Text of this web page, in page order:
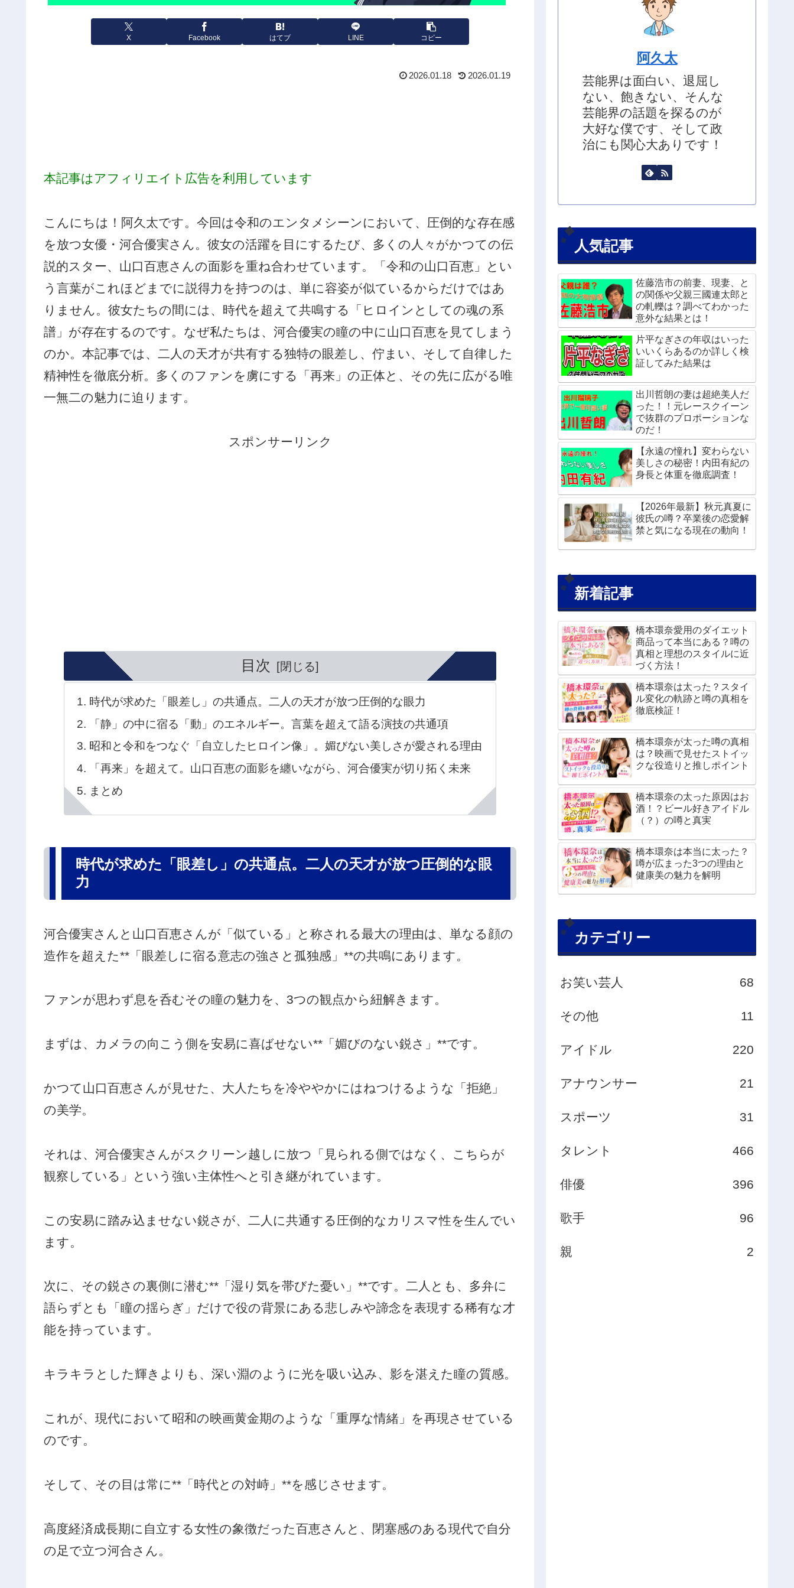
X Facebook はてブ LINE コピー
2026.01.18 2026.01.19
本記事はアフィリエイト広告を利用しています
こんにちは！阿久太です。今回は令和のエンタメシーンにおいて、圧倒的な存在感
を放つ女優・河合優実さん。彼女の活躍を目にするたび、多くの人々がかつての伝
説的スター、山口百恵さんの面影を重ね合わせています。「令和の山口百恵」とい
う言葉がこれほどまでに説得力を持つのは、単に容姿が似ているからだけではあ
りません。彼女たちの間には、時代を超えて共鳴する「ヒロインとしての魂の系
譜」が存在するのです。なぜ私たちは、河合優実の瞳の中に山口百恵を見てしまう
のか。本記事では、二人の天才が共有する独特の眼差し、佇まい、そして自律した
精神性を徹底分析。多くのファンを虜にする「再来」の正体と、その先に広がる唯
一無二の魅力に迫ります。
スポンサーリンク
目次
時代が求めた「眼差し」の共通点。二人の天才が放つ圧倒的な眼力
「静」の中に宿る「動」のエネルギー。言葉を超えて語る演技の共通項
昭和と令和をつなぐ「自立したヒロイン像」。媚びない美しさが愛される理由
「再来」を超えて。山口百恵の面影を纏いながら、河合優実が切り拓く未来
まとめ
時代が求めた「眼差し」の共通点。二人の天才が放つ圧倒的な眼
力
河合優実さんと山口百恵さんが「似ている」と称される最大の理由は、単なる顔の
造作を超えた**「眼差しに宿る意志の強さと孤独感」**の共鳴にあります。
ファンが思わず息を呑むその瞳の魅力を、3つの観点から紐解きます。
まずは、カメラの向こう側を安易に喜ばせない**「媚びのない鋭さ」**です。
かつて山口百恵さんが見せた、大人たちを冷ややかにはねつけるような「拒絶」
の美学。
それは、河合優実さんがスクリーン越しに放つ「見られる側ではなく、こちらが
観察している」という強い主体性へと引き継がれています。
この安易に踏み込ませない鋭さが、二人に共通する圧倒的なカリスマ性を生んでい
ます。
次に、その鋭さの裏側に潜む**「湿り気を帯びた憂い」**です。二人とも、多弁に
語らずとも「瞳の揺らぎ」だけで役の背景にある悲しみや諦念を表現する稀有な才
能を持っています。
キラキラとした輝きよりも、深い淵のように光を吸い込み、影を湛えた瞳の質感。
これが、現代において昭和の映画黄金期のような「重厚な情緒」を再現させている
のです。
そして、その目は常に**「時代との対峙」**を感じさせます。
高度経済成長期に自立する女性の象徴だった百恵さんと、閉塞感のある現代で自分
の足で立つ河合さん。
阿久太
芸能界は面白い、退屈し
ない、飽きない、そんな
芸能界の話題を探るのが
大好な僕です、そして政
治にも関心大ありです！
人気記事
佐藤浩市の前妻、現妻、と
の関係や父親三國連太郎と
の軋轢は？調べてわかった
意外な結果とは！
片平なぎさの年収はいった
いいくらあるのか詳しく検
証してみた結果は
出川哲朗の妻は超絶美人だ
った！！元レースクイーン
で抜群のプロポーションな
のだ！
【永遠の憧れ】変わらない
美しさの秘密！内田有紀の
身長と体重を徹底調査！
【2026年最新】秋元真夏に
彼氏の噂？卒業後の恋愛解
禁と気になる現在の動向！
新着記事
橋本環奈愛用のダイエット
商品って本当にある？噂の
真相と理想のスタイルに近
づく方法！
橋本環奈は太った？スタイ
ル変化の軌跡と噂の真相を
徹底検証！
橋本環奈が太った噂の真相
は？映画で見せたストイッ
クな役造りと推しポイント
橋本環奈の太った原因はお
酒！？ビール好きアイドル
（？）の噂と真実
橋本環奈は本当に太った？
噂が広まった3つの理由と
健康美の魅力を解明
カテゴリー
お笑い芸人 68
その他 11
アイドル 220
アナウンサー 21
スポーツ 31
タレント 466
俳優 396
歌手 96
親 2